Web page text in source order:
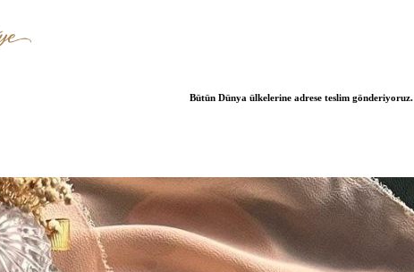
Bütün Dünya ülkelerine adrese teslim gönderiyoruz.